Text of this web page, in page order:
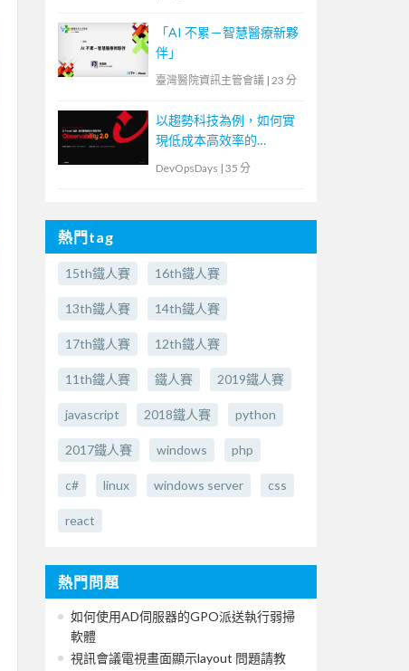
「AI 不累－智慧醫療新夥
伴」
臺灣醫院資訊主管會議 | 23 分
以趨勢科技為例，如何實
現低成本高效率的
Observability2.0
DevOpsDays | 35 分
熱門tag
15th鐵人賽 16th鐵人賽
13th鐵人賽 14th鐵人賽
17th鐵人賽 12th鐵人賽
11th鐵人賽 鐵人賽 2019鐵人賽
javascript 2018鐵人賽 python
2017鐵人賽 windows php
c# linux windows server css
react
熱門問題
如何使用AD伺服器的GPO派送執行弱掃
軟體
視訊會議電視畫面顯示layout 問題請教